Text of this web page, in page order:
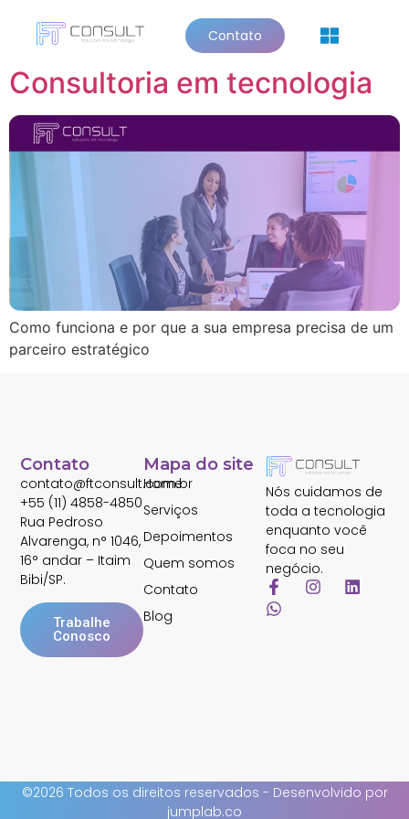
Contato
Tag:empresas
Consultoria em tecnologia
Como funciona e por que a sua empresa precisa de um
parceiro estratégico
Nós cuidamos de
toda a tecnologia
enquanto você
foca no seu
negócio.
Mapa do site
Home
Serviços
Depoimentos
Quem somos
Contato
Blog
Contato
Rua Pedroso
Alvarenga, n° 1046,
16° andar – Itaim
Bibi/SP.
Trabalhe
Conosco
contato@ftconsult.com.br
+55 (11) 4858-4850
©2026 Todos os direitos reservados - Desenvolvido por
jumplab.co